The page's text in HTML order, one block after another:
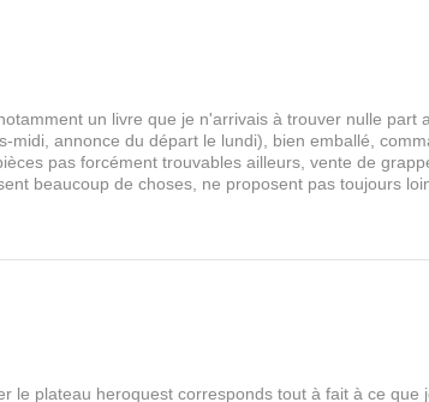
un livre que je n'arrivais à trouver nulle
midi, annonce du départ le lundi), bien emballé,
pas forcément trouvables ailleurs, vente de
beaucoup de choses, ne proposent pas toujours
le plateau heroquest corresponds tout à fait à ce